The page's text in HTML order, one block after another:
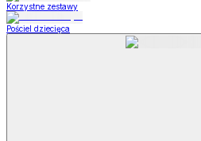
Korzystne zestawy
Pościel dziecięca